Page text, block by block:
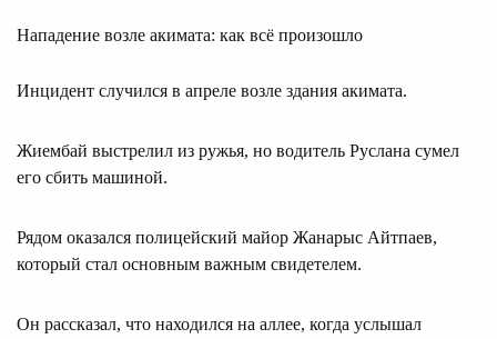
Нападение возле акимата: как всё произошло
Инцидент случился в апреле возле здания акимата.
Жиембай выстрелил из ружья, но водитель Руслана сумел
его сбить машиной.
Рядом оказался полицейский майор Жанарыс Айтпаев,
который стал основным важным свидетелем.
Он рассказал, что находился на аллее, когда услышал